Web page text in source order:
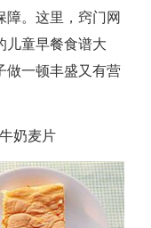
障。这里，窍门网
儿童早餐食谱大
做一顿丰盛又有营
奶麦片